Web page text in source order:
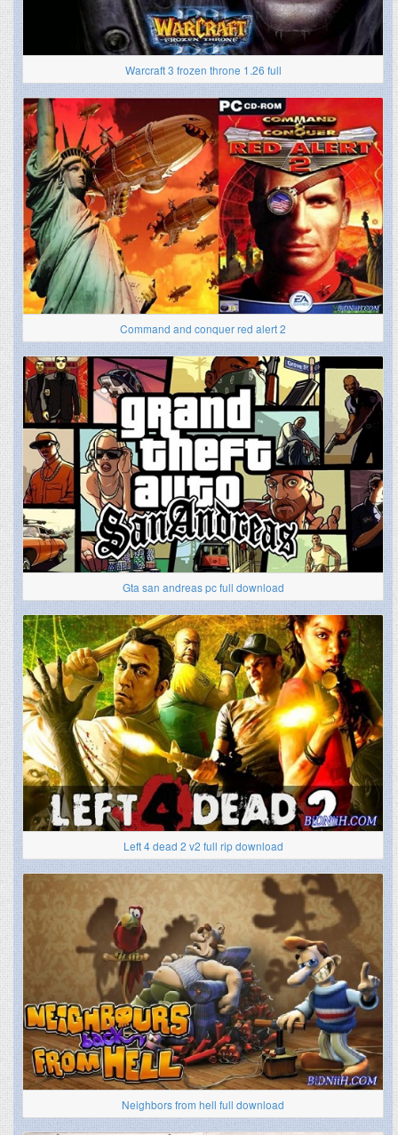
Warcraft 3 frozen throne 1.26 full
Command and conquer red alert 2
Gta san andreas pc full download
Left 4 dead 2 v2 full rip download
Neighbors from hell full download